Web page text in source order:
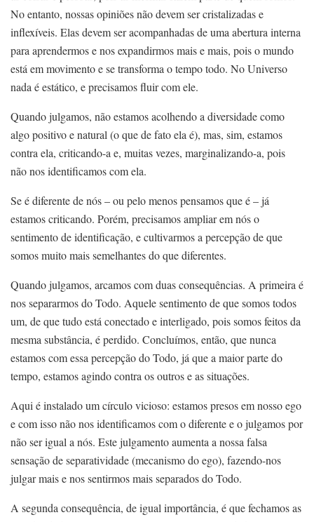
No entanto, nossas opiniões não devem ser cristalizadas e
inflexíveis. Elas devem ser acompanhadas de uma abertura interna
para aprendermos e nos expandirmos mais e mais, pois o mundo
está em movimento e se transforma o tempo todo. No Universo
nada é estático, e precisamos fluir com ele.
Quando julgamos, não estamos acolhendo a diversidade como
algo positivo e natural (o que de fato ela é), mas, sim, estamos
contra ela, criticando-a e, muitas vezes, marginalizando-a, pois
não nos identificamos com ela.
Se é diferente de nós – ou pelo menos pensamos que é – já
estamos criticando. Porém, precisamos ampliar em nós o
sentimento de identificação, e cultivarmos a percepção de que
somos muito mais semelhantes do que diferentes.
Quando julgamos, arcamos com duas consequências. A primeira é
nos separarmos do Todo. Aquele sentimento de que somos todos
um, de que tudo está conectado e interligado, pois somos feitos da
mesma substância, é perdido. Concluímos, então, que nunca
estamos com essa percepção do Todo, já que a maior parte do
tempo, estamos agindo contra os outros e as situações.
Aqui é instalado um círculo vicioso: estamos presos em nosso ego
e com isso não nos identificamos com o diferente e o julgamos por
não ser igual a nós. Este julgamento aumenta a nossa falsa
sensação de separatividade (mecanismo do ego), fazendo-nos
julgar mais e nos sentirmos mais separados do Todo.
A segunda consequência, de igual importância, é que fechamos as